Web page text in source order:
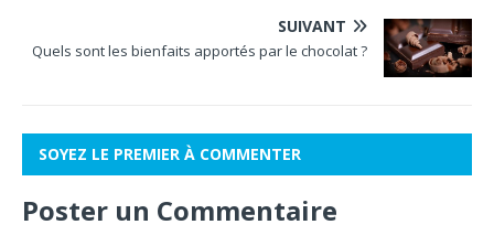
SUIVANT
Quels sont les bienfaits apportés par le chocolat ?
SOYEZ LE PREMIER À COMMENTER
Poster un Commentaire